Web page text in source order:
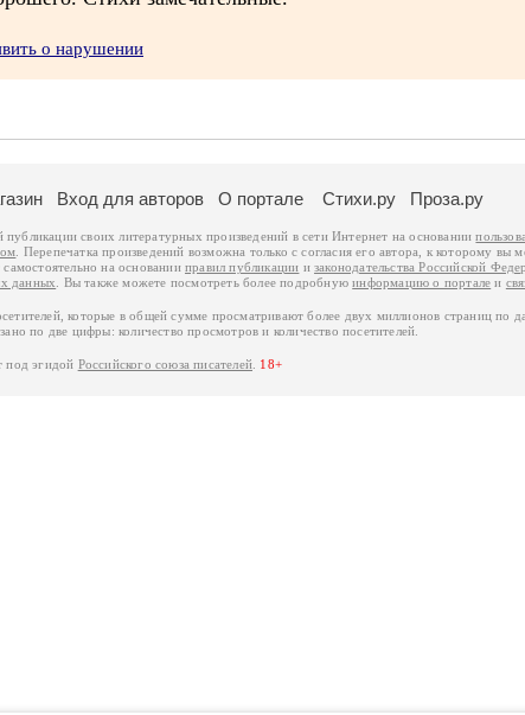
о нарушении
Вход для авторов О портале Стихи.ру Проза.ру
своих литературных произведений в сети Интернет на основании
. Перепечатка произведений возможна только с согласия его автора, к которому вы
самостоятельно на основанииправил публикации изаконодательства Российской
данных . Вы также можете посмотреть более подробнуюинформацию о портале и
которые в общей сумме просматривают более двух миллионов страниц по
по две цифры: количество просмотров и количество посетителей.
под эгидой Российского союза писателей 18+